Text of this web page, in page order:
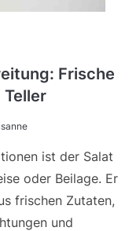
Frische
ist der Salat
oder Beilage. Er
frischen Zutaten,
und